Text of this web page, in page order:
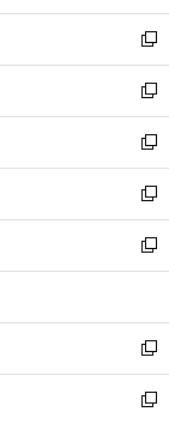
開
く
ウ
で
開
く
ン
ド
ウ
で
開
く
ウ
ィ
ン
ド
ウ
で
開
く
新
し
い
ウ
ィ
ン
ド
ウ
で
開
新
し
い
ウ
ィ
ン
ド
ウ
開
く
新
し
い
ウ
ィ
ン
ウ
で
開
く
新
し
い
ウ
ン
ド
ウ
で
新
し
ウ
ィ
ン
ド
新
し
い
新